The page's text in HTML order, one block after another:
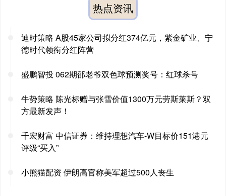
热点资讯
迪时策略 A股45家公司拟分红374亿元，紫金矿业、宁
德时代领衔分红阵营
盛鹏智投 062期邵老爷双色球预测奖号：红球杀号
牛势策略 陈光标赠与张雪价值1300万元劳斯莱斯？双
方最新发声！
千宏财富 中信证券：维持理想汽车-W目标价151港元
评级“买入”
小熊猫配资 伊朗高官称美军超过500人丧生